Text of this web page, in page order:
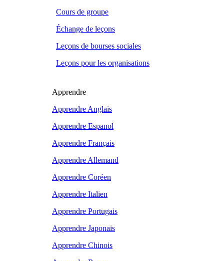
Cours de groupe
Échange de leçons
Leçons de bourses sociales
Leçons pour les organisations
Apprendre
Apprendre Anglais
Apprendre Espanol
Apprendre Français
Apprendre Allemand
Apprendre Coréen
Apprendre Italien
Apprendre Portugais
Apprendre Japonais
Apprendre Chinois